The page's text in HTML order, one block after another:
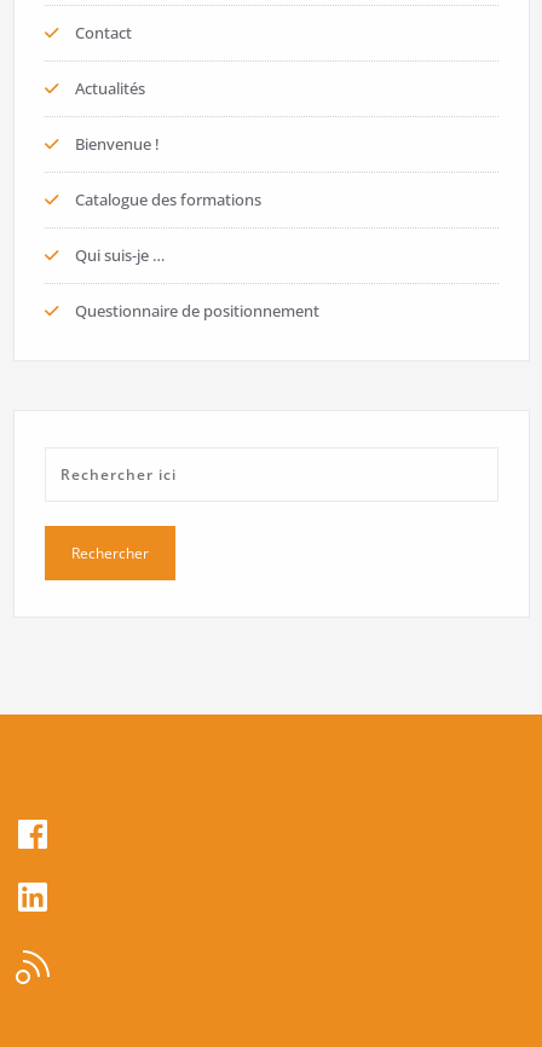
Contact
Actualités
Bienvenue !
Catalogue des formations
Qui suis-je …
Questionnaire de positionnement